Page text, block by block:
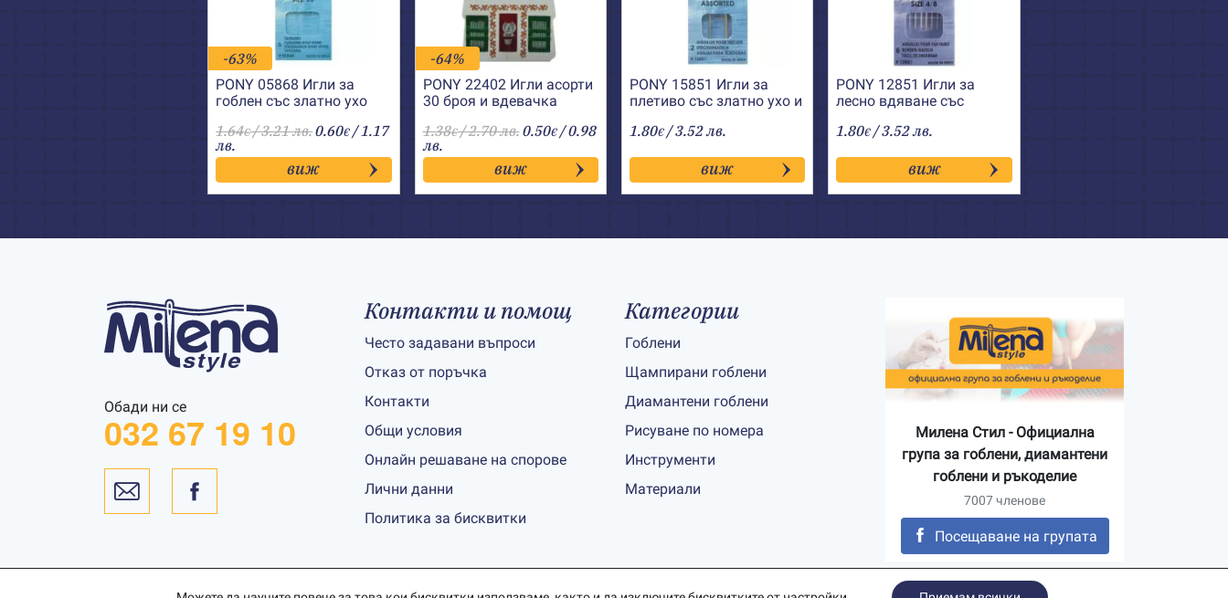
-63%
PONY 05868 Игли за
гоблен със златно ухо
1.64€/ 3.21 лв.0.60€ / 1.17
лв.
виж
-64%
PONY 22402 Игли асорти
30 броя и вдевачка
1.38€/ 2.70 лв.0.50€/ 0.98
лв.
виж
PONY 15851 Игли за
плетиво със златно ухо и
1.80€ / 3.52 лв.
виж
PONY 12851 Игли за
лесно вдяване със
1.80€ / 3.52 лв.
виж
Обади ни се
032 67 19 10
Контакти и помощ
Често задавани въпроси
Отказ от поръчка
Контакти
Общи условия
Онлайн решаване на спорове
Лични данни
Политика за бисквитки
Категории
Гоблени
Щампирани гоблени
Диамантени гоблени
Рисуване по номера
Инструменти
Материали
Милена Стил - Официална
група за гоблени, диамантени
гоблени и ръкоделие
7007 членове
Посещаване на групата